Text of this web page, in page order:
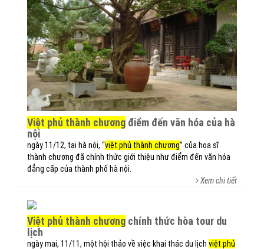
việt phủ thành chương điểm đến văn hóa của hà
nội
ngày 11/12, tại hà nội, “việt phủ thành chương” của họa sĩ
thành chương đã chính thức giới thiệu như điểm đến văn hóa
đẳng cấp của thành phố hà nội.
Xem chi tiết
việt phủ thành chương chính thức hòa tour du
lịch
ngày mai, 11/11, một hội thảo về việc khai thác du lịch việt phủ